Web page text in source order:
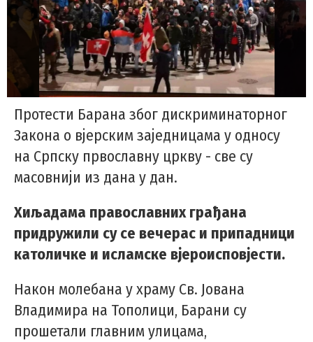
Протести Барана због дискриминаторног
Закона о вјерским заједницама у односу
на Српску првославну цркву - све су
масовнији из дана у дан.
Хиљадама православних грађана
придружили су се вечерас и припадници
католичке и исламске вјероисповјести.
Након молебанa у храму Св. Јована
Владимира на Тополици, Барани су
прошетали главним улицама,